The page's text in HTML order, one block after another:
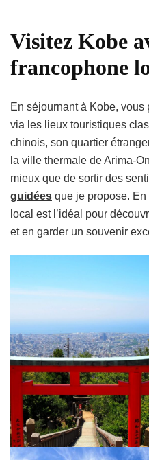
Visitez Kobe
francophone
En séjournant à Kobe,
via les lieux touristiques
chinois, son quartier
la ville thermale de Arima-
mieux que de sortir des
guidées que je propose.
local est l’idéal pour
et en garder un souvenir